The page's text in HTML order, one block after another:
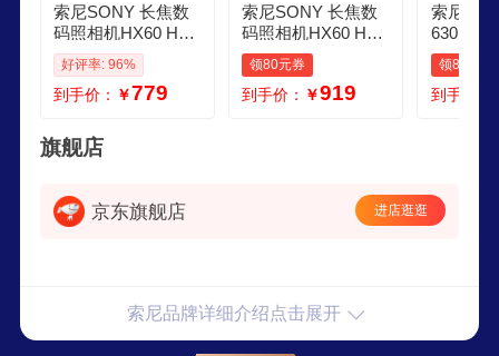
索尼SONY 长焦数
码照相机HX60 HX4
00 HX50 H400二手
相机索尼长焦卡片
机 95新 DSCH300
好评率: 96%
到手价： ￥779
索尼SONY 长焦数
码照相机HX60 HX4
00 HX50 H400二手
相机索尼长焦卡片
机 DSCHX5 10倍光
领80元券
到手价： ￥919
索尼
630
830
CCD卡
机
领80元券
到手价：
旗舰店
京东旗舰店 进店逛逛
索尼品牌详细介绍点击展开